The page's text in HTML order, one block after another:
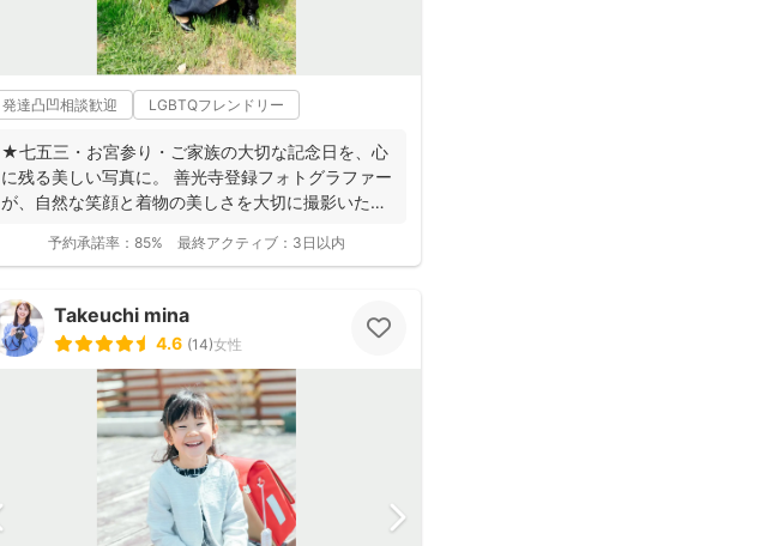
発達凸凹相談歓迎 LGBTQフレンドリー
★七五三・お宮参り・ご家族の大切な記念日を、心
に残る美しい写真に。 善光寺登録フォトグラファー
が、自然な笑顔と着物の美しさを大切に撮影いたし
予約承諾率： 85% 最終アクティブ： 3日以内
Takeuchi mina
4.6 (14)女性